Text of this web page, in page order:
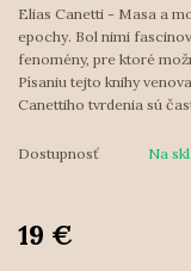
Elias Canetti - Masa a
epochy. Bol nimi
fenomény, pre ktoré
Písaniu tejto knihy
Canettiho tvrdenia sú
Dostupnosť Na
19 €